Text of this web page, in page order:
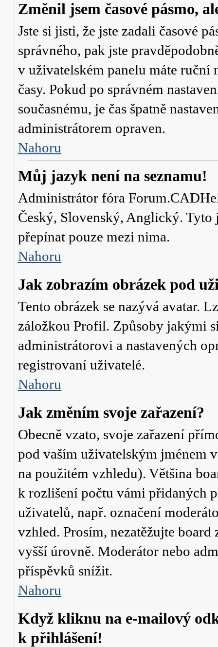
Změnil jsem časové pásmo,
Jste si jisti, že jste zadali časové
správného, pak jste
v uživatelském panelu máte ruční
časy. Pokud po správném
současnému, je čas špatně
administrátorem opraven.
Nahoru
Můj jazyk není na seznamu!
Administrátor fóra
Český, Slovenský, Anglický.
přepínat pouze mezi nima.
Nahoru
Jak zobrazím obrázek pod
Tento obrázek se nazývá avatar.
záložkou Profil. Způsoby jakými
administrátorovi a nastavených
registrovaní uživatelé.
Nahoru
Jak změním svoje zařazení?
Obecně vzato, svoje zařazení
pod vaším uživatelským jménem
na použitém vzhledu). Většina
k rozlišení počtu vámi přidaných
uživatelů, např. označení
vzhled. Prosím, nezatěžujte
vyšší úrovně. Moderátor nebo
příspěvků snížit.
Nahoru
Když kliknu na e-mailový
k přihlášení!